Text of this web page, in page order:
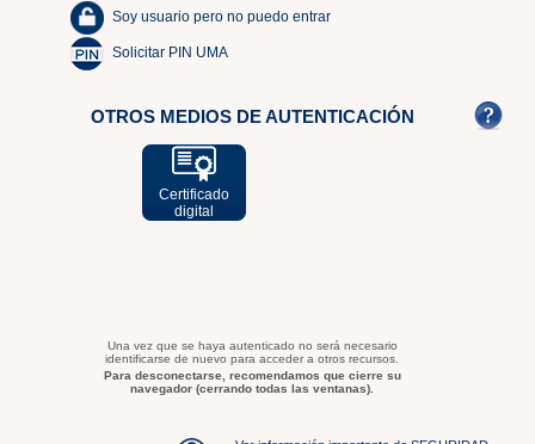
Soy usuario pero no puedo entrar
Solicitar PIN UMA
OTROS MEDIOS DE AUTENTICACIÓN
Certificado
digital
Una vez que se haya autenticado no será necesario
identificarse de nuevo para acceder a otros recursos.
Para desconectarse, recomendamos que cierre su
navegador (cerrando todas las ventanas).